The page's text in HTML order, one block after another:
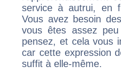
service à autrui, en
Vous avez besoin
vous êtes assez
pensez, et cela vous
car cette expression
suffit à elle-même.